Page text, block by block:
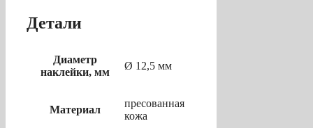
Детали
Диаметр
наклейки, мм
Ø 12,5 мм
Материал
пресованная
кожа